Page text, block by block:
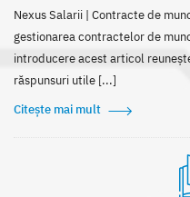
Nexus Salarii | Contracte de
gestionarea contractelor de
introducere acest articol
răspunsuri utile [...]
Citește mai mult